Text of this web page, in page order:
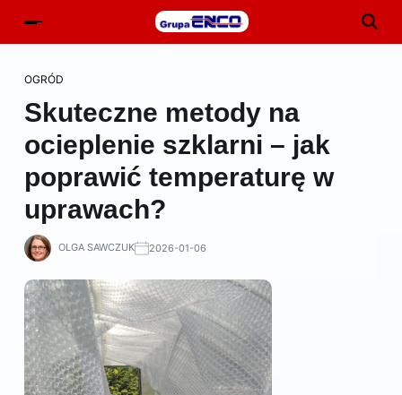
OGRÓD
Skuteczne metody na
ocieplenie szklarni – jak
poprawić temperaturę w
uprawach?
OLGA SAWCZUK 2026-01-06